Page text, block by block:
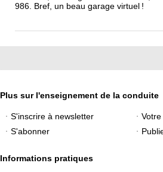
986. Bref, un beau garage virtuel !
Plus sur l'enseignement de la conduite
S'inscrire à newsletter
S'abonner
Informations pratiques